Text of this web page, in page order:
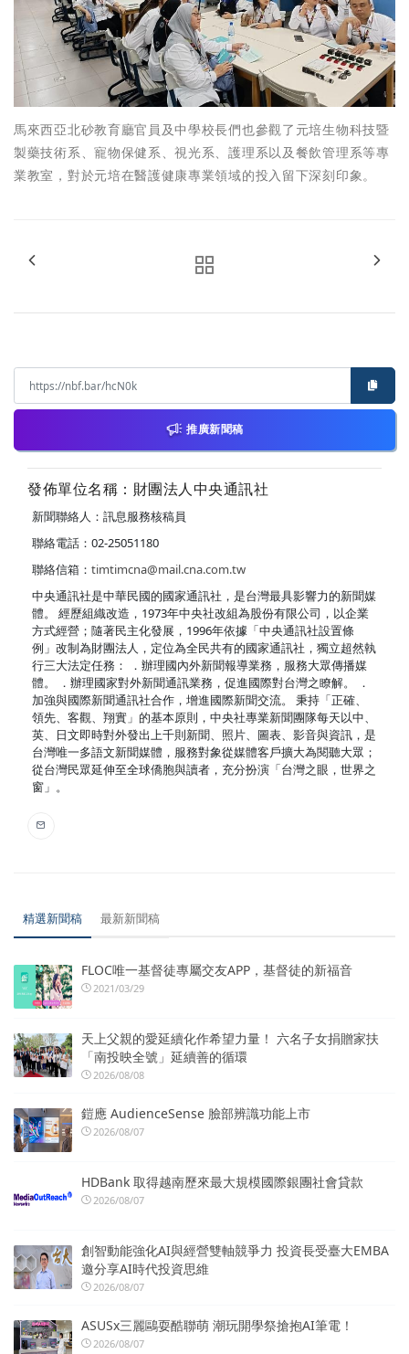
馬來西亞北砂教育廳官員及中學校長們也參觀了元培生物科技暨
製藥技術系、寵物保健系、視光系、護理系以及餐飲管理系等專
業教室，對於元培在醫護健康專業領域的投入留下深刻印象。
推廣新聞稿
發佈單位名稱：財團法人中央通訊社
新聞聯絡人：訊息服務核稿員
聯絡電話：02-25051180
聯絡信箱： timtimcna@mail.cna.com.tw
中央通訊社是中華民國的國家通訊社，是台灣最具影響力的新聞媒
體。 經歷組織改造，1973年中央社改組為股份有限公司，以企業
方式經營；隨著民主化發展，1996年依據「中央通訊社設置條
例」改制為財團法人，定位為全民共有的國家通訊社，獨立超然執
行三大法定任務： ．辦理國內外新聞報導業務，服務大眾傳播媒
體。 ．辦理國家對外新聞通訊業務，促進國際對台灣之瞭解。 ．
加強與國際新聞通訊社合作，增進國際新聞交流。 秉持「正確、
領先、客觀、翔實」的基本原則，中央社專業新聞團隊每天以中、
英、日文即時對外發出上千則新聞、照片、圖表、影音與資訊，是
台灣唯一多語文新聞媒體，服務對象從媒體客戶擴大為閱聽大眾；
從台灣民眾延伸至全球僑胞與讀者，充分扮演「台灣之眼，世界之
窗」。
精選新聞稿 最新新聞稿
FLOC唯一基督徒專屬交友APP，基督徒的新福音
2021/03/29
天上父親的愛延續化作希望力量！ 六名子女捐贈家扶
「南投映全號」延續善的循環
2026/08/08
鎧應 AudienceSense 臉部辨識功能上市
2026/08/07
HDBank 取得越南歷來最大規模國際銀團社會貸款
2026/08/07
創智動能強化AI與經營雙軸競爭力 投資長受臺大EMBA
邀分享AI時代投資思維
2026/08/07
ASUSx三麗鷗耍酷聯萌 潮玩開學祭搶抱AI筆電！
2026/08/07